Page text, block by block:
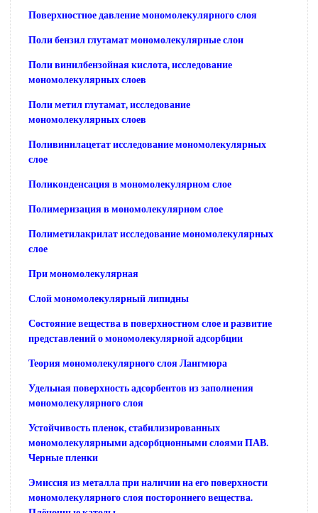
Поверхностное давление мономолекулярного слоя
Поли бензил глутамат мономолекулярные слои
Поли винилбензойная кислота, исследование
мономолекулярных слоев
Поли метил глутамат, исследование
мономолекулярных слоев
Поливинилацетат исследование мономолекулярных
слое
Поликонденсация в мономолекулярном слое
Полимеризация в мономолекулярном слое
Полиметилакрилат исследование мономолекулярных
слое
При мономолекулярная
Слой мономолекулярный липидны
Состояние вещества в поверхностном слое и развитие
представлений о мономолекулярной адсорбции
Теория мономолекулярного слоя Лангмюра
Удельная поверхность адсорбентов из заполнения
мономолекулярного слоя
Устойчивость пленок, стабилизированных
мономолекулярными адсорбционными слоями ПАВ.
Черные пленки
Эмиссия из металла при наличии на его поверхности
мономолекулярного слоя постороннего вещества.